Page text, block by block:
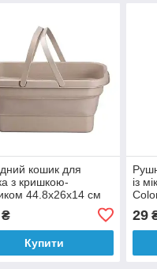
кошик для
з кришкою-
44.8х26х14 см
Купити
із
29